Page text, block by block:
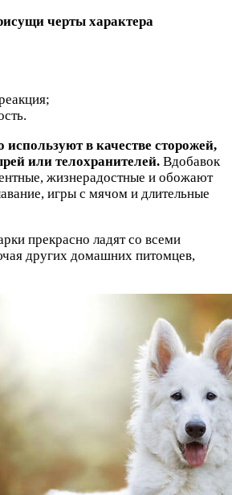
черты характера
используют в качестве сторожей,
или телохранителей. Вдобавок
жизнерадостные и обожают
игры с мячом и длительные
прекрасно ладят со всеми
других домашних питомцев,